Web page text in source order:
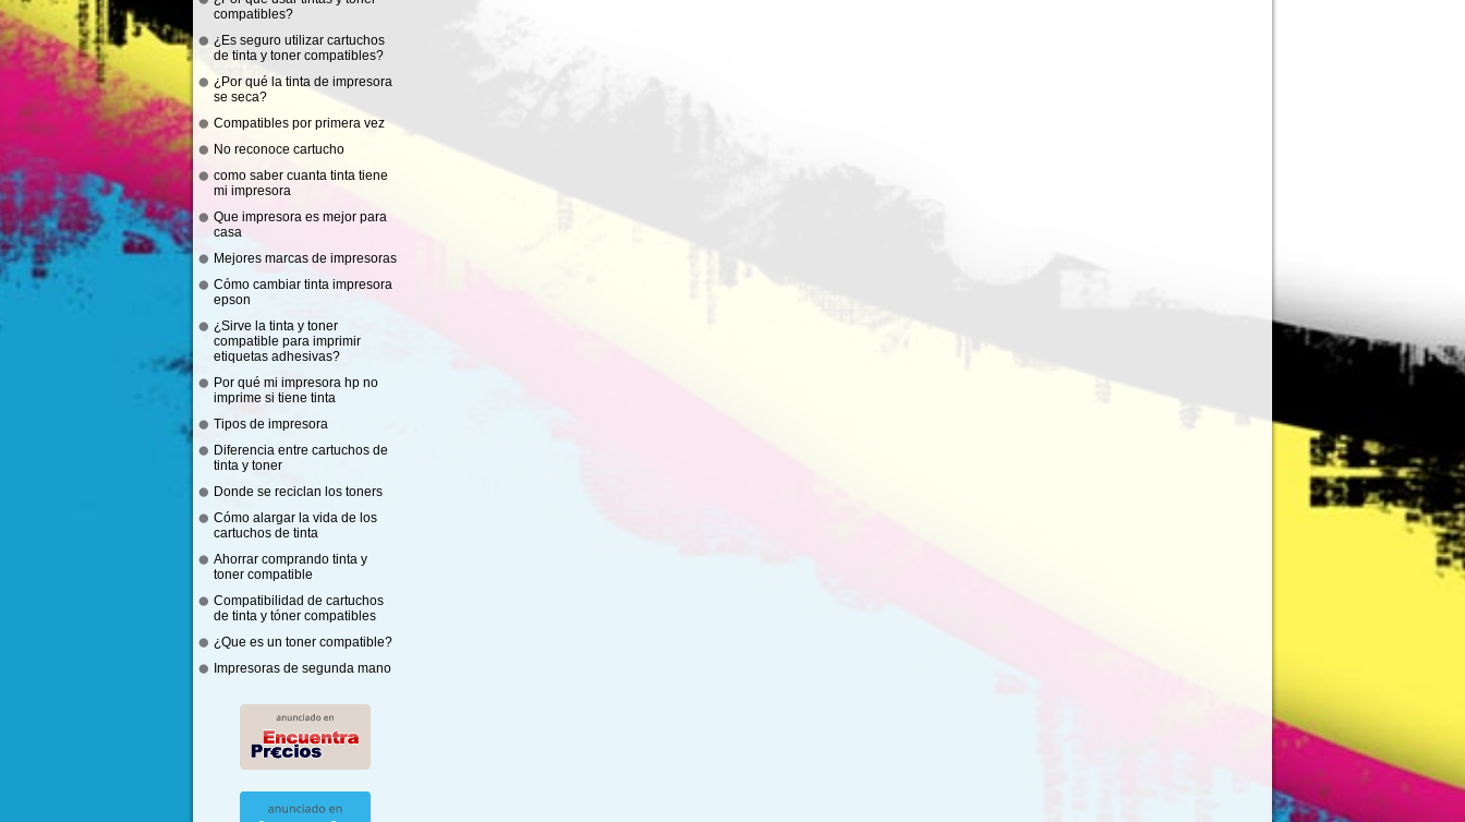
compatibles?
¿Es seguro utilizar cartuchos
de tinta y toner compatibles?
¿Por qué la tinta de impresora
se seca?
Compatibles por primera vez
No reconoce cartucho
como saber cuanta tinta tiene
mi impresora
Que impresora es mejor para
casa
Mejores marcas de impresoras
Cómo cambiar tinta impresora
epson
¿Sirve la tinta y toner
compatible para imprimir
etiquetas adhesivas?
Por qué mi impresora hp no
imprime si tiene tinta
Tipos de impresora
Diferencia entre cartuchos de
tinta y toner
Donde se reciclan los toners
Cómo alargar la vida de los
cartuchos de tinta
Ahorrar comprando tinta y
toner compatible
Compatibilidad de cartuchos
de tinta y tóner compatibles
¿Que es un toner compatible?
Impresoras de segunda mano